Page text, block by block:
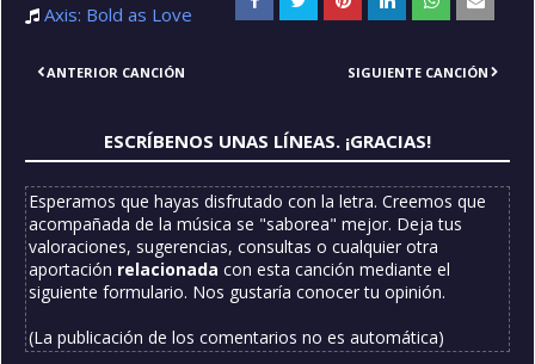
Axis: Bold as Love
ANTERIOR CANCIÓN SIGUIENTE CANCIÓN
ESCRÍBENOS UNAS LÍNEAS. ¡GRACIAS!
Esperamos que hayas disfrutado con la letra. Creemos que
acompañada de la música se "saborea" mejor. Deja tus
valoraciones, sugerencias, consultas o cualquier otra
aportación relacionada con esta canción mediante el
siguiente formulario. Nos gustaría conocer tu opinión.
(La publicación de los comentarios no es automática)